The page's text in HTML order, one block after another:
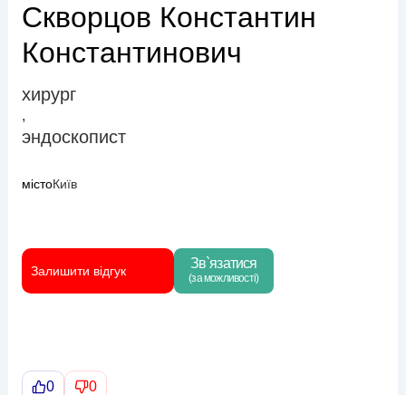
Скворцов Константин
Константинович
хирург
,
эндоскопист
містоКиїв
Залишити відгук Зв`язатися
(за можливості)
0 0